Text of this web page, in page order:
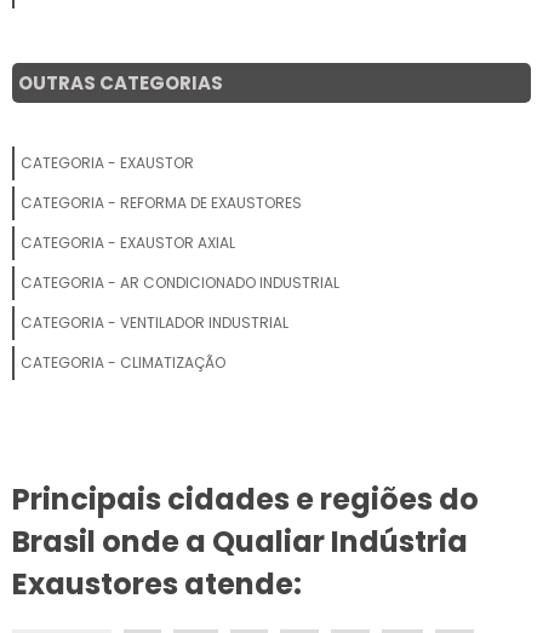
MANUTENÇÃO DE EXAUSTORES INDUSTRIAIS PREÇO
MANUTENÇÃO DE EXAUSTOR DE COZINHA
MANUTENÇÃO DE EXAUSTOR DE COZINHA INDUSTRIAL
MANUTENÇÃO DE EXAUSTOR
OUTRAS CATEGORIAS
CATEGORIA - EXAUSTOR
CATEGORIA - REFORMA DE EXAUSTORES
CATEGORIA - EXAUSTOR AXIAL
CATEGORIA - AR CONDICIONADO INDUSTRIAL
CATEGORIA - VENTILADOR INDUSTRIAL
CATEGORIA - CLIMATIZAÇÃO
Principais cidades e regiões do
Brasil onde a Qualiar Indústria
Exaustores atende: